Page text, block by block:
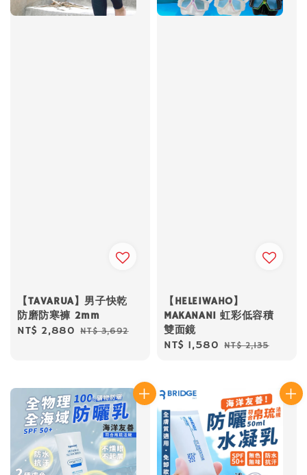
【TAVARUA】男子快乾
防磨防寒褲 2mm
Sale
NT$ 2,880 Regular
NT$ 3,692
【HELEIWAHO】
MAKANANI 虹彩低容積
雙面鏡
Sale
NT$ 1,580 Regular
NT$ 2,135